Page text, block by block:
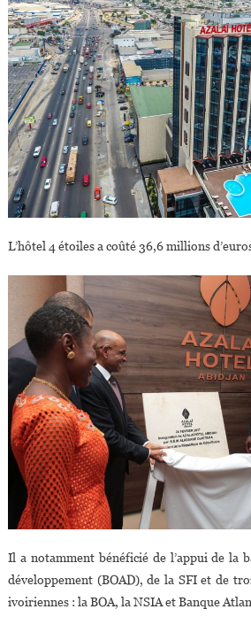
L’hôtel 4 étoiles a coûté 36,6 millions
Il a notamment bénéficié de l’appui de la
développement (BOAD), de la SFI et de
ivoiriennes : la BOA, la NSIA et Banque